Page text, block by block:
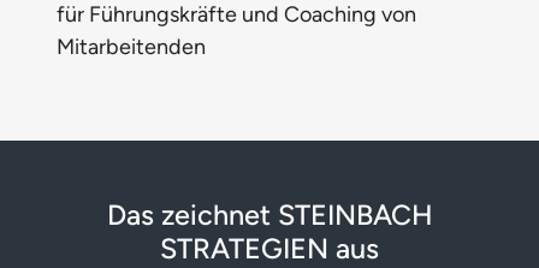
für Führungskräfte und Coaching von
Mitarbeitenden
Das zeichnet STEINBACH
STRATEGIEN aus